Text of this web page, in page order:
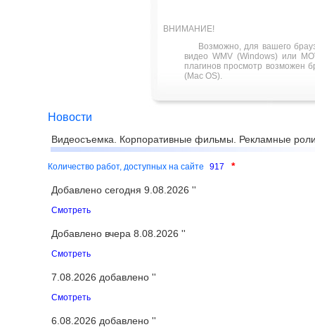
ВНИМАНИЕ!
Возможно, для вашего
видео WMV (Windows) или
плагинов просмотр возможен
(Mac OS).
Новости
Видеосъемка. Корпоративные фильмы. Рекламные
Количество работ, доступных на сайте 917 *
Добавлено сегодня 9.08.2026 ''
Смотреть
Добавлено вчера 8.08.2026 ''
Смотреть
7.08.2026 добавлено ''
Смотреть
6.08.2026 добавлено ''